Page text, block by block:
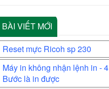
BÀI VIẾT MỚI
Reset mực Ricoh sp 230
Máy in không nhận lệnh in - 4
Bước là in được